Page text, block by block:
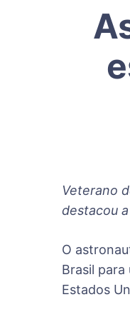
Veterano
destacou
O
Brasil
Estados